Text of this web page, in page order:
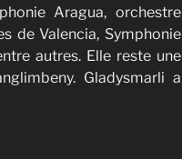
Aragua, orchestre
de Valencia, Symphonie
autres. Elle reste une
Gladysmarli a